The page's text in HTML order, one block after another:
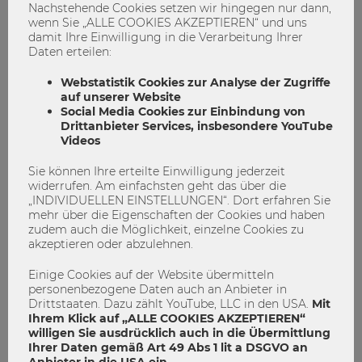
die bewusste Verbreitung veralteter Informationen. Falsche
oder irreführende Informationen werden etwa bei
Auseinandersetzungen in der Politik verwendet, um
ironisch verwendet, um etwa Personen oder Medien zu
verspotten. Die Grenzen zwischen einer scherzhaften und
einer verleumderischen Verwendung sind fließend. Insofern
sind Fake News kein neues Phänomen, doch die
Zudem ist eine Professionalisierung bei der Fabrikation und
Verbreitung von Fake News zu beobachten. Oft sollen so
seriöse Informationsquellen diskreditiert, eine
Gegenrealität erzeugt und die
InformationskonsumentInnen verunsichert werden. Bei
professionell erstellten Falschmeldungen ist häufig erst ein
Fact Checking fähig, die Falschinformation zu entlarven. Es
gibt Bemühungen, ein besseres Verständnis der
Informationsflüsse zu erreichen. Soziale Medien tragen
erheblich zur Verbreitung von Fake News bei, auch durch
die fehlende Eintrittshürde, die eine unmittelbare
Verbreitung ermöglicht, ohne sich an die redaktionellen
Nachstehende Cookies setzen wir hingegen nur dann,
wenn Sie „ALLE COOKIES AKZEPTIEREN“ und uns
damit Ihre Einwilligung in die Verarbeitung Ihrer
Daten erteilen:
Webstatistik Cookies zur Analyse der Zugriffe
auf unserer Website
Social Media Cookies zur Einbindung von
Drittanbieter Services, insbesondere YouTube
Videos
Sie können Ihre erteilte Einwilligung jederzeit
widerrufen. Am einfachsten geht das über die
„INDIVIDUELLEN EINSTELLUNGEN“. Dort erfahren Sie
mehr über die Eigenschaften der Cookies und haben
zudem auch die Möglichkeit, einzelne Cookies zu
akzeptieren oder abzulehnen.
Einige Cookies auf der Website übermitteln
personenbezogene Daten auch an Anbieter in
Drittstaaten. Dazu zählt YouTube, LLC in den USA. Mit
Ihrem Klick auf „ALLE COOKIES AKZEPTIEREN“
willigen Sie ausdrücklich auch in die Übermittlung
Ihrer Daten gemäß Art 49 Abs 1 lit a DSGVO an